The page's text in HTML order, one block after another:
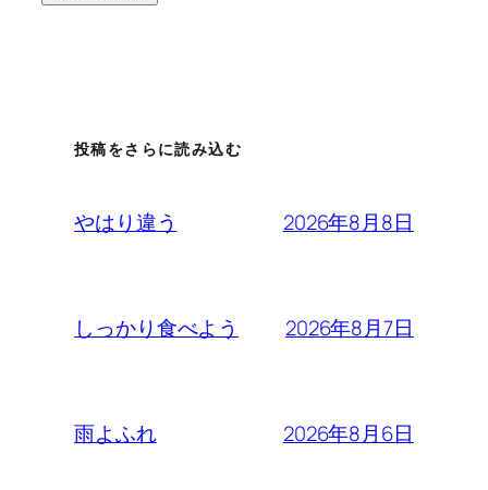
投稿をさらに読み込む
やはり違う 2026年8月8日
しっかり食べよう 2026年8月7日
雨よふれ 2026年8月6日